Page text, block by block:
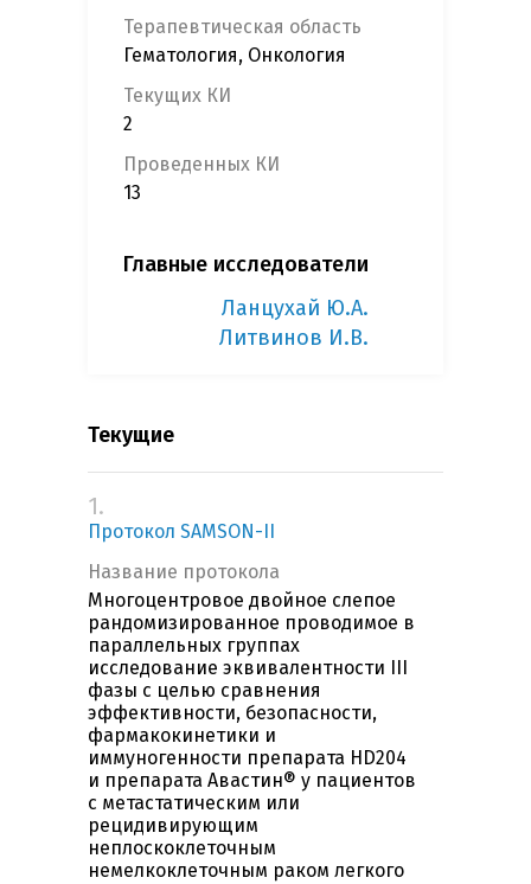
Терапевтическая область
Гематология, Онкология
Текущих КИ
2
Проведенных КИ
13
Главные исследователи
Ланцухай Ю.А.
Литвинов И.В.
Текущие
1.
Протокол SAMSON-II
Название протокола
Многоцентровое двойное слепое
рандомизированное проводимое в
параллельных группах
исследование эквивалентности III
фазы с целью сравнения
эффективности, безопасности,
фармакокинетики и
иммуногенности препарата HD204
и препарата Авастин® у пациентов
с метастатическим или
рецидивирующим
неплоскоклеточным
немелкоклеточным раком легкого